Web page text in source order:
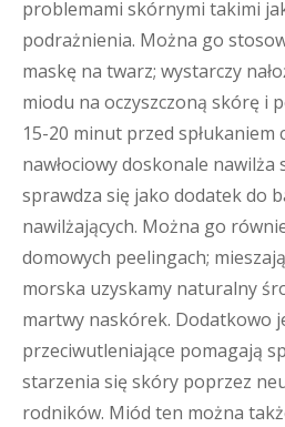
problemami skórnymi takimi
podrażnienia. Można go
maskę na twarz; wystarczy
miodu na oczyszczoną skórę i
15-20 minut przed spłukaniem
nawłociowy doskonale
sprawdza się jako dodatek do
nawilżających. Można go
domowych peelingach;
morska uzyskamy naturalny
martwy naskórek. Dodatkowo
przeciwutleniające pomagają
starzenia się skóry poprzez
rodników. Miód ten można